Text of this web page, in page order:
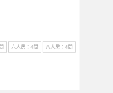
六人房：4間 八人房：4間